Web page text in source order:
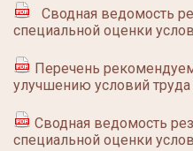
Сводная ведомость
специальной оценки
Перечень
улучшению условий труда
Сводная ведомость
специальной оценки